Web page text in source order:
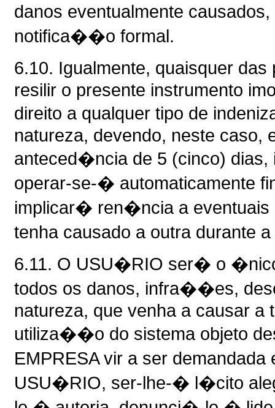
danos eventualmente
notifica��o formal.
6.10. Igualmente, quaisquer
resilir o presente instrumento
direito a qualquer tipo de
natureza, devendo, neste caso,
anteced�ncia de 5 (cinco)
operar-se-� automaticamente
implicar� ren�ncia a eventuais
tenha causado a outra durante
6.11. O USU�RIO ser� o
todos os danos, infra��es,
natureza, que venha a causar a
utiliza��o do sistema objeto
EMPRESA vir a ser
USU�RIO, ser-lhe-� l�cito